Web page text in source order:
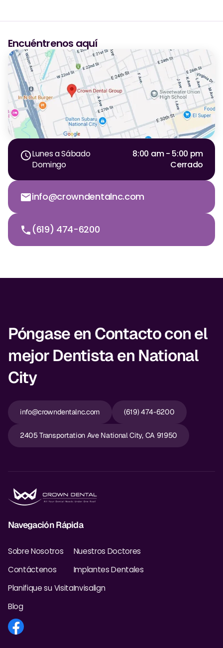
Encuéntrenos aquí
Lunes a Sábado
8:00 am - 5:00 pm
Domingo
Cerrado
info@crowndentalnc.com
(619) 474-6200
Póngase en Contacto con el
mejor Dentista en National
City
info@crowndentalnc.com (619) 474-6200
2405 Transportation Ave National City, CA 91950
Navegación Rápida
Sobre Nosotros
Contáctenos
Planifique su Visita
Blog
Nuestros Doctores
Implantes Dentales
Invisalign